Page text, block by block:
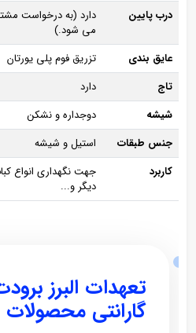
درب پایین
دارد (به درخواست
می شود.)
عایق بندی
تزریق فوم پلی یورتان
تاج
دارد
شیشه
دوجداره و نشکن
جنس طبقات
استیل و شیشه
کاربرد
جهت نگهداری انواع
دیگر و...
تعهدات البرز
گارانتی محصولات